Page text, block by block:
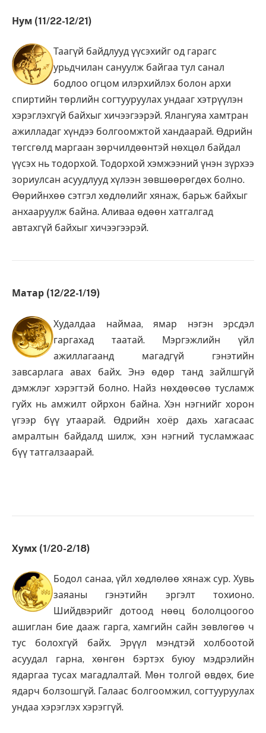
Нум (11/22-12/21)
Таагүй байдлууд үүсэхийг од гарагс
урьдчилан сануулж байгаа тул санал
бодлоо огцом илэрхийлэх болон архи
спиртийн төрлийн согтууруулах ундааг хэтрүүлэн
хэрэглэхгүй байхыг хичээгээрэй. Ялангуяа хамтран
ажилладаг хүндээ болгоомжтой хандаарай. Өдрийн
төгсгөлд маргаан зөрчилдөөнтэй нөхцөл байдал
үүсэх нь тодорхой. Тодорхой хэмжээний үнэн зүрхээ
зориулсан асуудлууд хүлээн зөвшөөрөгдөх болно.
Өөрийнхөө сэтгэл хөдлөлийг хянаж, барьж байхыг
анхааруулж байна. Аливаа өдөөн хатгалгад
автахгүй байхыг хичээгээрэй.
Матар (12/22-1/19)
Худалдаа наймаа, ямар нэгэн эрсдэл
гаргахад таатай. Мэргэжлийн үйл
ажиллагаанд магадгүй гэнэтийн
завсарлага авах байх. Энэ өдөр танд зайлшгүй
дэмжлэг хэрэгтэй болно. Найз нөхдөөсөө тусламж
гуйх нь амжилт ойрхон байна. Хэн нэгнийг хорон
үгээр бүү утаарай. Өдрийн хоёр дахь хагасаас
амралтын байдалд шилж, хэн нэгний тусламжаас
бүү татгалзаарай.
Хумх (1/20-2/18)
Бодол санаа, үйл хөдлөлөө хянаж сур. Хувь
заяаны гэнэтийн эргэлт тохионо.
Шийдвэрийг дотоод нөөц бололцоогоо
ашиглан бие дааж гарга, хамгийн сайн зөвлөгөө ч
тус болохгүй байх. Эрүүл мэндтэй холбоотой
асуудал гарна, хөнгөн бэртэх буюу мэдрэлийн
ядаргаа тусах магадлалтай. Мөн толгой өвдөх, бие
ядарч болзошгүй. Галаас болгоомжил, согтууруулах
ундаа хэрэглэх хэрэггүй.